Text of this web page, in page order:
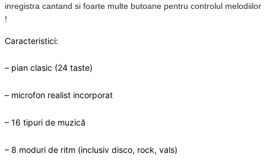
inregistra cantand si foarte multe butoane pentru controlul melodiilor
!
Caracteristici:
– pian clasic (24 taste)
– microfon realist incorporat
– 16 tipuri de muzică
– 8 moduri de ritm (inclusiv disco, rock, vals)